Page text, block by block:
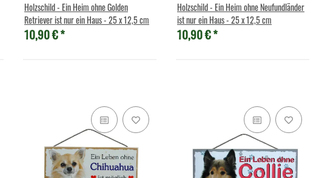
Holzschild - Ein Heim ohne Golden
Retriever ist nur ein Haus - 25 x 12,5 cm
10,90 €*
Holzschild - Ein Heim ohne Neufundländer
ist nur ein Haus - 25 x 12,5 cm
10,90 €*